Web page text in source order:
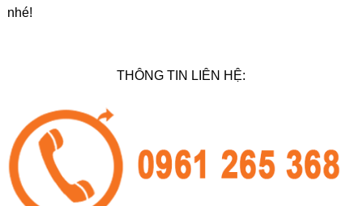
nhé!
THÔNG TIN LIÊN HỆ: